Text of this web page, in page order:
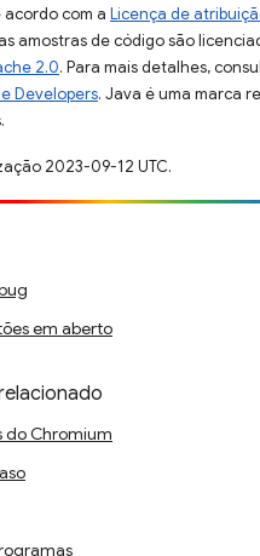
com a Licença de
amostras de código são
2.0. Para mais detalhes,
Developers. Java é uma marca
2023-09-12 UTC.
em aberto
do Chromium